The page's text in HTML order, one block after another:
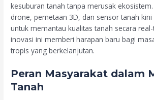
kesuburan tanah tanpa merusak
drone, pemetaan 3D, dan sensor tanah
untuk memantau kualitas tanah secara
inovasi ini memberi harapan baru bagi
tropis yang berkelanjutan.
Peran Masyarakat dalam
Tanah